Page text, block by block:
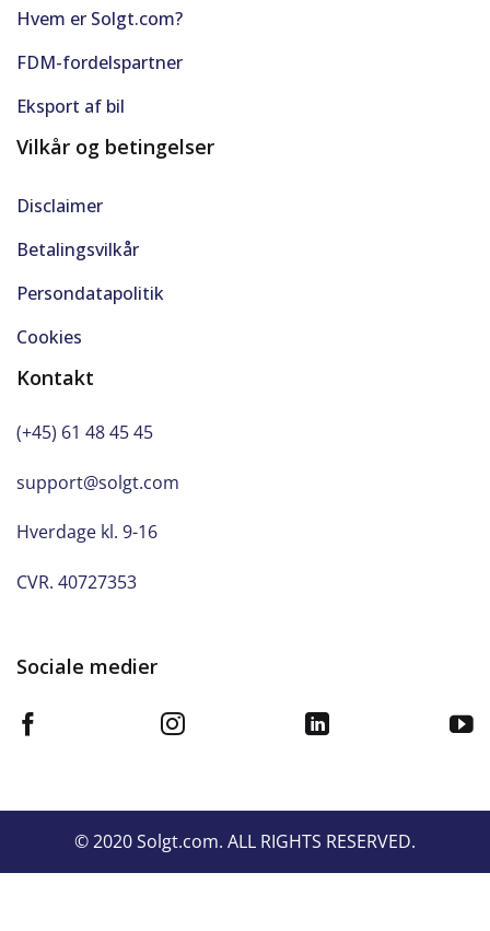
Hvem er Solgt.com?
FDM-fordelspartner
Eksport af bil
Vilkår og betingelser
Disclaimer
Betalingsvilkår
Persondatapolitik
Cookies
Kontakt
(+45) 61 48 45 45
support@solgt.com
Hverdage kl. 9-16
CVR. 40727353
Sociale medier
© 2020 Solgt.com. ALL RIGHTS RESERVED.